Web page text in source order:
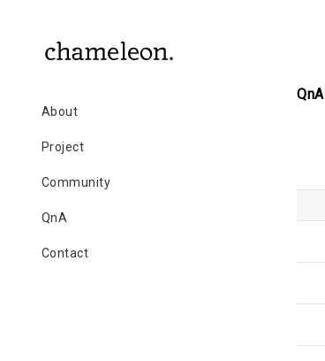
About
Project
Community
QnA
Contact
QnA